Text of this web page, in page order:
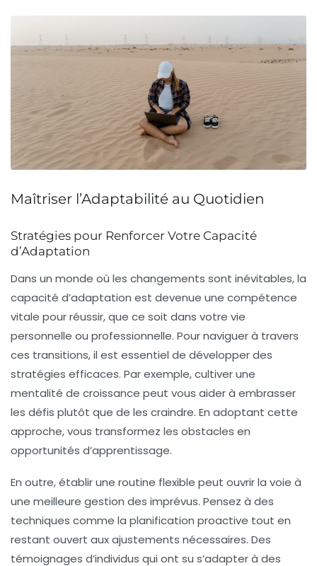
Maîtriser l’Adaptabilité au Quotidien
Stratégies pour Renforcer Votre Capacité
d’Adaptation
Dans un monde où les changements sont inévitables, la
capacité d’adaptation est devenue une compétence
vitale pour réussir, que ce soit dans votre vie
personnelle ou professionnelle. Pour naviguer à travers
ces transitions, il est essentiel de développer des
stratégies efficaces. Par exemple, cultiver une
mentalité de croissance peut vous aider à embrasser
les défis plutôt que de les craindre. En adoptant cette
approche, vous transformez les obstacles en
opportunités d’apprentissage.
En outre, établir une routine flexible peut ouvrir la voie à
une meilleure gestion des imprévus. Pensez à des
techniques comme la planification proactive tout en
restant ouvert aux ajustements nécessaires. Des
témoignages d’individus qui ont su s’adapter à des